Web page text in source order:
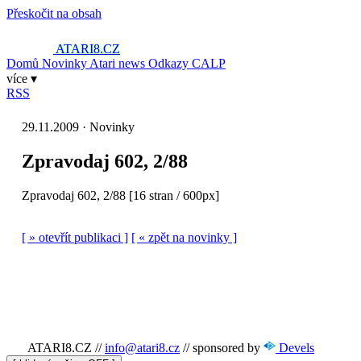
Přeskočit na obsah
ATARI8.CZ
Domů Novinky Atari news Odkazy CALP
více ▾
RSS
29.11.2009 · Novinky
Zpravodaj 602, 2/88
Zpravodaj 602, 2/88 [16 stran / 600px]
[ » otevřít publikaci ] [ « zpět na novinky ]
ATARI8.CZ // info@atari8.cz // sponsored by Devels